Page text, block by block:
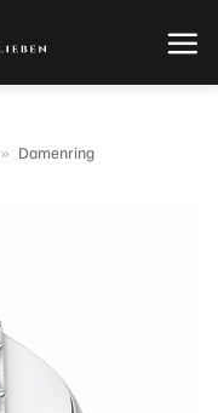
» Damenring